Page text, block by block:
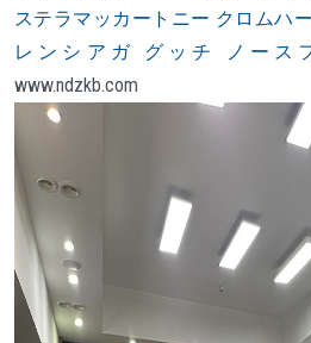
ステラマッカートニー クロムハ
レンシアガ
グッチ ノース
www.ndzkb.com